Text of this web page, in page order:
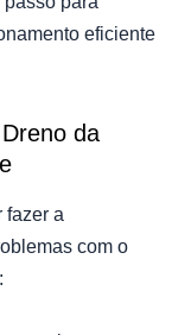
eficiente
da
fazer a
com o